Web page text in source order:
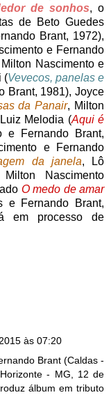
de sonhos, o
de Beto Guedes
Brant, 1972),
e Fernando
Milton Nascimento e
(Vevecos, panelas e
Brant, 1981), Joyce
da Panair, Milton
Melodia (Aqui é
e Fernando Brant,
e Fernando
da janela, Lô
Nascimento
O medo de amar
e Fernando Brant,
em processo de
às 07:20
Brant (Caldas -
- MG, 12 de
álbum em tributo